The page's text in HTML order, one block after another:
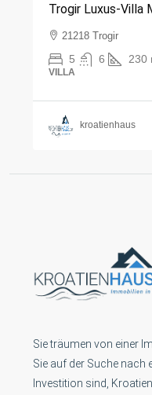
Trogir Luxus-Villa
21218 Trogir
5 6 230
VILLA
kroatienhaus
Sie träumen von einer
Sie auf der Suche nach
Investition sind,